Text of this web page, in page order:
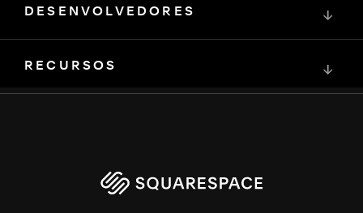
DESENVOLVEDORES ↓
RECURSOS ↓